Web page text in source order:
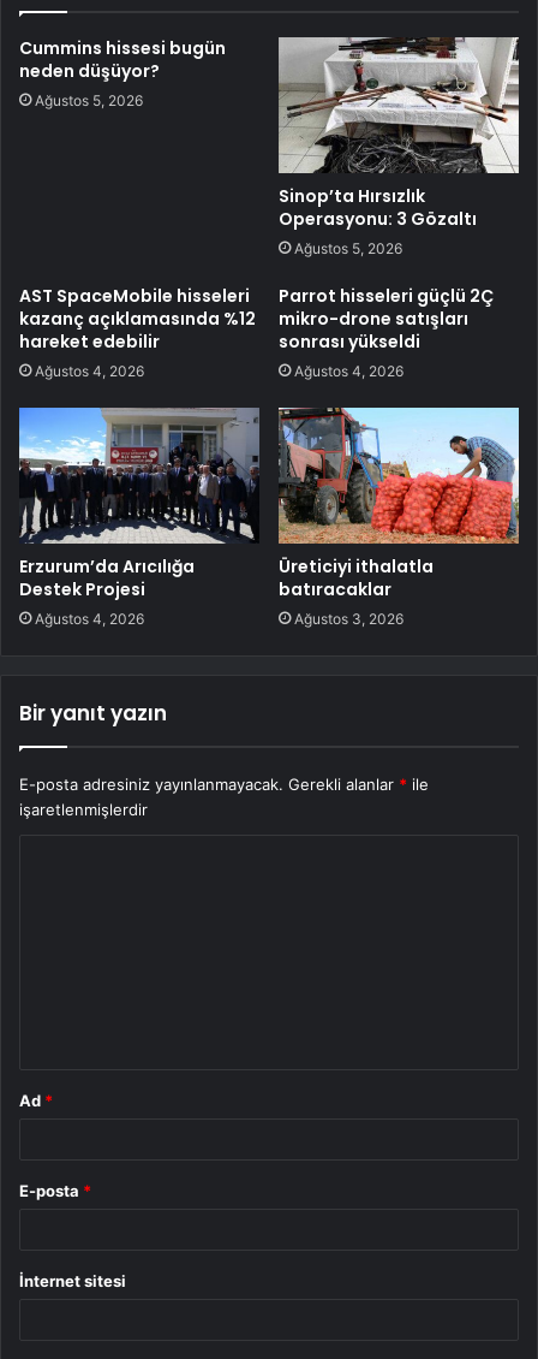
Cummins hissesi bugün
neden düşüyor?
Ağustos 5, 2026
Sinop’ta Hırsızlık
Operasyonu: 3 Gözaltı
Ağustos 5, 2026
AST SpaceMobile hisseleri
kazanç açıklamasında %12
hareket edebilir
Ağustos 4, 2026
Parrot hisseleri güçlü 2Ç
mikro-drone satışları
sonrası yükseldi
Ağustos 4, 2026
Erzurum’da Arıcılığa
Destek Projesi
Ağustos 4, 2026
Üreticiyi ithalatla
batıracaklar
Ağustos 3, 2026
Bir yanıt yazın
E-posta adresiniz yayınlanmayacak. Gerekli alanlar * ile
işaretlenmişlerdir
Ad *
E-posta *
İnternet sitesi